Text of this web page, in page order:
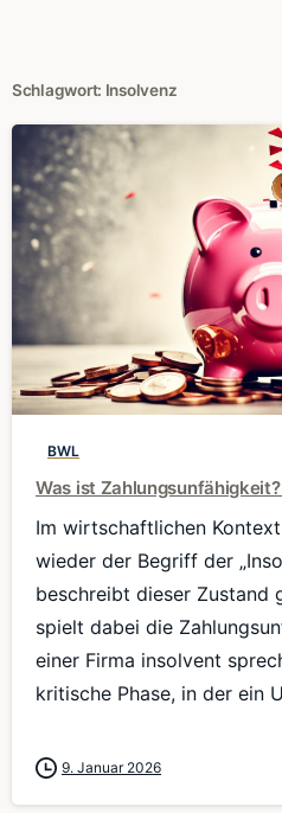
Schlagwort: Insolvenz
BWL
Was ist
Im wirtschaftlichen
wieder der Begriff der
beschreibt dieser Zustand
spielt dabei die
einer Firma insolvent
kritische Phase, in der ein
9. Januar 2026